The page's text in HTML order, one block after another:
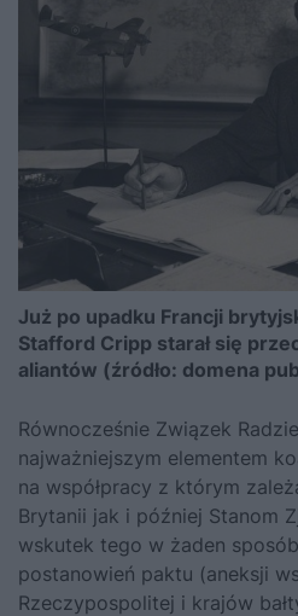
Już po upadku Francji
Stafford Cripp starał się
aliantów (źródło: domena
Równocześnie Związek
najważniejszym elementem
na współpracy z którym
Brytanii jak i później Stanom
wskutek tego w żaden
postanowień paktu (aneksji
Rzeczypospolitej i krajów